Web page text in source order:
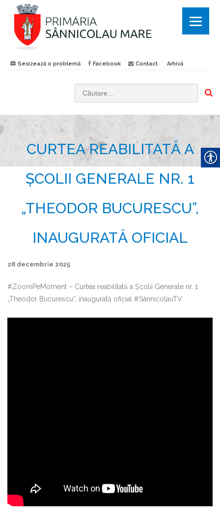
Sesizează o problemă Facebook Contact Arhivă
CURTEA REABILITATĂ A
ȘCOLII GENERALE NR. 1
„THEODOR BUCURESCU”,
INAUGURATĂ OFICIAL
28 decembrie 2025
#ZoomPeMoment – Curtea reabilitată a Școlii Generale nr. 1
„Theodor Bucurescu”, inaugurată oficial #SânnicolauTV